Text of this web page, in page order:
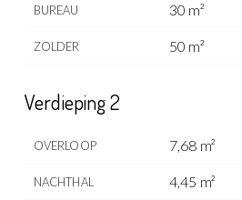
BUREAU 30 m²
ZOLDER 50 m²
Verdieping 2
OVERLOOP 7,68 m²
NACHTHAL 4,45 m²